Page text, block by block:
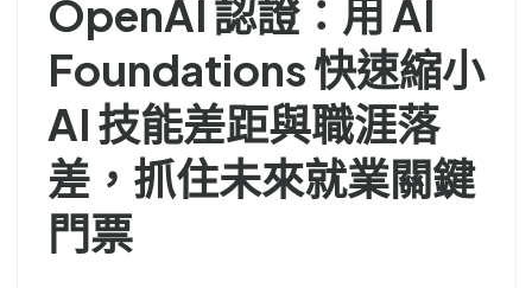
OpenAI 認證：用 AI
Foundations 快速縮小
AI 技能差距與職涯落
差，抓住未來就業關鍵
門票